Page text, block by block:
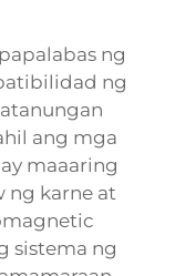
ng
ng
ang mga
maaaring
ng karne at
sistema ng